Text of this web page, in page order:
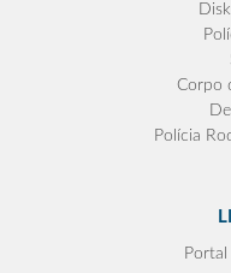
Corpo
Polícia
Portal